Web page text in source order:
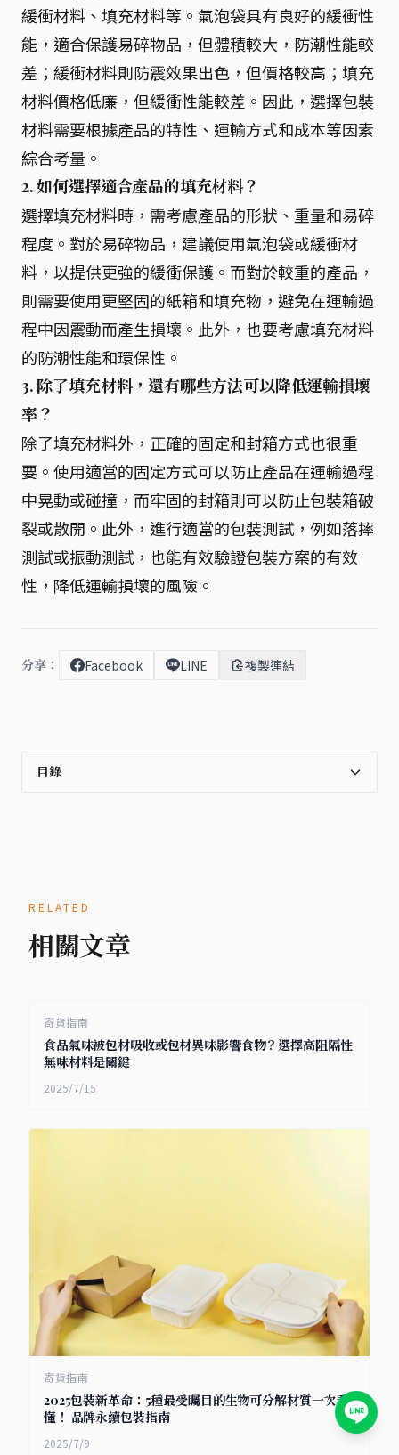
緩衝材料、填充材料等。氣泡袋具有良好的緩衝性
能，適合保護易碎物品，但體積較大，防潮性能較
差；緩衝材料則防震效果出色，但價格較高；填充
材料價格低廉，但緩衝性能較差。因此，選擇包裝
材料需要根據產品的特性、運輸方式和成本等因素
綜合考量。
2. 如何選擇適合產品的填充材料？
選擇填充材料時，需考慮產品的形狀、重量和易碎
程度。對於易碎物品，建議使用氣泡袋或緩衝材
料，以提供更強的緩衝保護。而對於較重的產品，
則需要使用更堅固的紙箱和填充物，避免在運輸過
程中因震動而產生損壞。此外，也要考慮填充材料
的防潮性能和環保性。
3. 除了填充材料，還有哪些方法可以降低運輸損壞
率？
除了填充材料外，正確的固定和封箱方式也很重
要。使用適當的固定方式可以防止產品在運輸過程
中晃動或碰撞，而牢固的封箱則可以防止包裝箱破
裂或散開。此外，進行適當的包裝測試，例如落摔
測試或振動測試，也能有效驗證包裝方案的有效
性，降低運輸損壞的風險。
分享： Facebook LINE 複製連結
目錄
RELATED
相關文章
寄貨指南
食品氣味被包材吸收或包材異味影響食物？選擇高阻隔性
無味材料是關鍵
2025/7/15
寄貨指南
2025包裝新革命：5種最受矚目的生物可分解材質一次看
懂！ 品牌永續包裝指南
2025/7/9